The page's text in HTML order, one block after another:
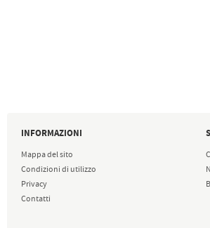
INFORMAZIONI
Mappa del sito
Condizioni di utilizzo
Privacy
Contatti